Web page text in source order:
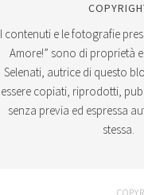
I contenuti e le fotografie
Amore!” sono di proprietà
Selenati, autrice di questo
essere copiati, riprodotti,
senza previa ed espressa
stessa.